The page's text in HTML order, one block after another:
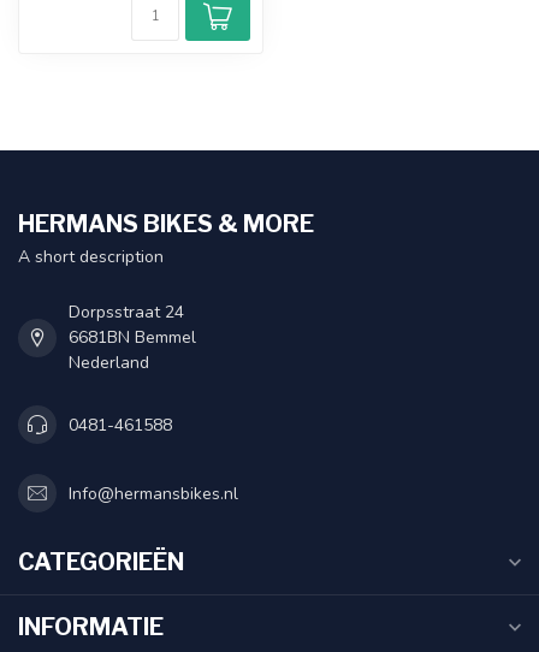
HERMANS BIKES & MORE
A short description
Dorpsstraat 24
6681BN Bemmel
Nederland
0481-461588
Info@hermansbikes.nl
CATEGORIEËN
INFORMATIE